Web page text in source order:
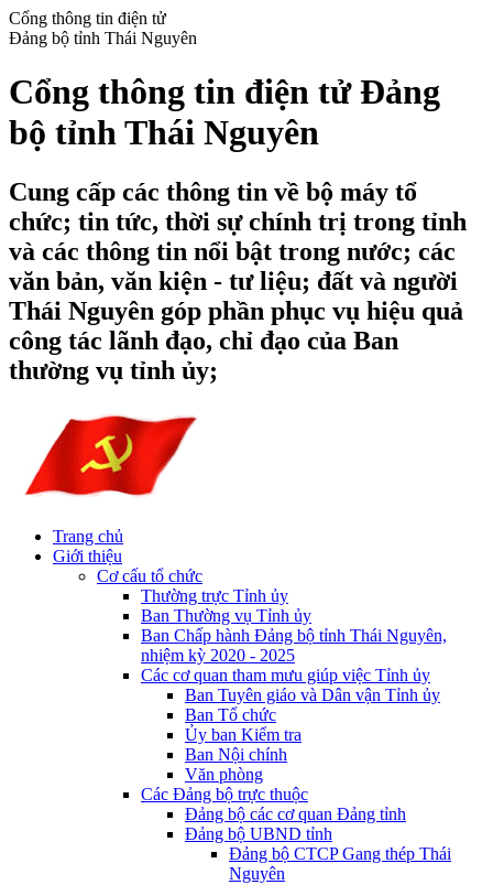
Cổng thông tin điện tử
Đảng bộ tỉnh Thái Nguyên
Cổng thông tin điện tử Đảng
bộ tỉnh Thái Nguyên
Cung cấp các thông tin về bộ máy tổ
chức; tin tức, thời sự chính trị trong tỉnh
và các thông tin nổi bật trong nước; các
văn bản, văn kiện - tư liệu; đất và người
Thái Nguyên góp phần phục vụ hiệu quả
công tác lãnh đạo, chỉ đạo của Ban
thường vụ tỉnh ủy;
Trang chủ
Giới thiệu
Cơ cấu tổ chức
Thường trực Tỉnh ủy
Ban Thường vụ Tỉnh ủy
Ban Chấp hành Đảng bộ tỉnh Thái Nguyên,
nhiệm kỳ 2020 - 2025
Các cơ quan tham mưu giúp việc Tỉnh ủy
Ban Tuyên giáo và Dân vận Tỉnh ủy
Ban Tổ chức
Ủy ban Kiểm tra
Ban Nội chính
Văn phòng
Các Đảng bộ trực thuộc
Đảng bộ các cơ quan Đảng tỉnh
Đảng bộ UBND tỉnh
Đảng bộ CTCP Gang thép Thái
Nguyên